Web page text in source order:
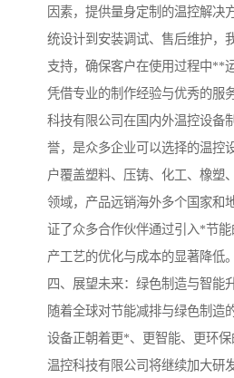
因素，提供量身定制的温控解决
统设计到安装调试、售后维护，
支持，确保客户在使用过程中**运
凭借专业的制作经验与优秀的服
科技有限公司在国内外温控设备
誉，是众多企业可以选择的温控
户覆盖塑料、压铸、化工、橡塑
领域，产品远销海外多个国家和
证了众多合作伙伴通过引入*节
产工艺的优化与成本的显著降低。
四、展望未来：绿色制造与智能
随着全球对节能减排与绿色制造
设备正朝着更*、更智能、更环
温控科技有限公司将继续加大研